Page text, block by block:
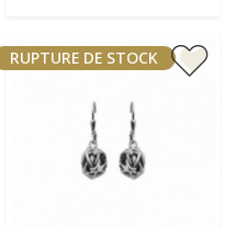
RUPTURE DE STOCK